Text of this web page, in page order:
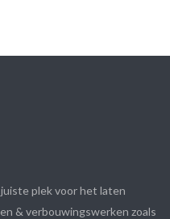
plek voor het laten
& verbouwingswerken zoals